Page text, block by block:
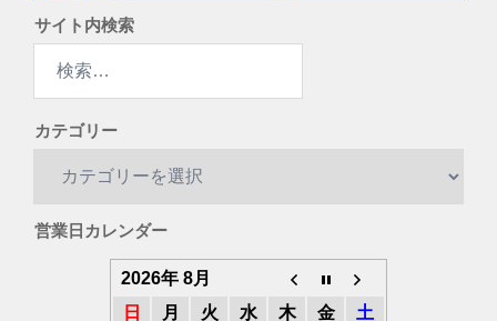
サイト内検索
カテゴリー
リ
営業日カレンダー
2026年 8月
日
月 火 水 木 金
土